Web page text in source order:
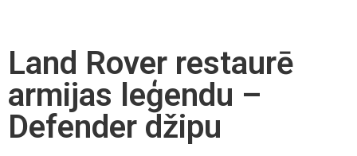
Land Rover restaurē
armijas leģendu –
Defender džipu